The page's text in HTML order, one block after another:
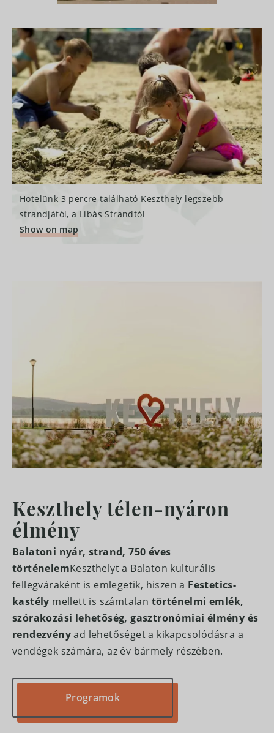
ROOMS
WELLNESS & BEAUTY
GALLERY
PRICES
RECOMMENDED PROGRAMS
Hotelünk 3 percre található Keszthely legszebb
strandjától, a Libás Strandtól
Show on map
Keszthely télen-nyáron
élmény
Balatoni nyár, strand, 750 éves
történelemKeszthelyt a Balaton kulturális
fellegváraként is emlegetik, hiszen a Festetics-
kastély mellett is számtalan történelmi emlék,
szórakozási lehetőség, gasztronómiai élmény és
rendezvényad lehetőséget a kikapcsolódásra a
vendégek számára, az év bármely részében.